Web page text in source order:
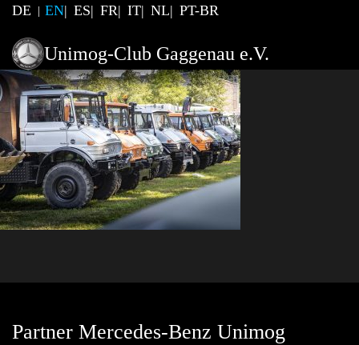
DE EN ES FR IT NL PT-BR
Unimog-Club Gaggenau e.V.
Partner Mercedes-Benz Unimog